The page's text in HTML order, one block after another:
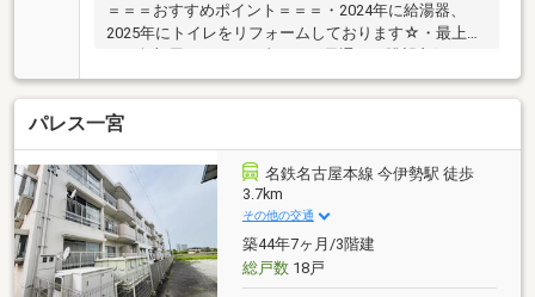
＝＝＝おすすめポイント＝＝＝・2024年に給湯器、
2025年にトイレをリフォームしております☆・最上階
す！ワイドなルーフバルコニーがついているので外干
しや家庭菜園のスペースとして活用可能。・LDKは
広々とした約18帖の広さを確保。対面キッチンで家族
との会話も弾みそうです♪・キッチンには食器棚が備
わっています！・各部屋だけでなくLDKにもクローゼ
ットがあり、使用頻度の多い衣類を気軽にかけておく
ことができます☆＝＝＝周辺環境＝＝＝・名鉄本線
「今伊勢」駅 徒歩約16分・カネスエ宮西店 徒歩約
9分・セブンイレブン一宮乾町西店 徒歩約6分
パレス一宮
名鉄名古屋本線 今伊勢駅 徒歩
3.7km
その他の交通
築44年7ヶ月/3階建
総戸数18戸